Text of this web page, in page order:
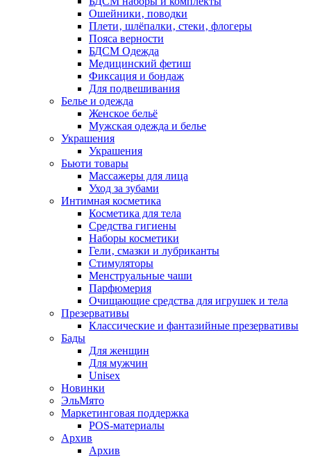
Ошейники‚ поводки
Плети‚ шлёпалки‚ стеки‚ флогеры
Пояса верности
БДСМ Одежда
Медицинский фетиш
Фиксация и бондаж
Для подвешивания
Белье и одежда
Женское бельё
Мужская одежда и белье
Украшения
Украшения
Бьюти товары
Массажеры для лица
Уход за зубами
Интимная косметика
Косметика для тела
Средства гигиены
Наборы косметики
Гели‚ смазки и лубриканты
Стимуляторы
Менструальные чаши
Парфюмерия
Очищающие средства для игрушек и тела
Презервативы
Классические и фантазийные презервативы
Бады
Для женщин
Для мужчин
Unisex
Новинки
ЭльМято
Маркетинговая поддержка
POS-материалы
Архив
Архив